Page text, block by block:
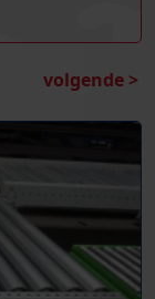
volgende >